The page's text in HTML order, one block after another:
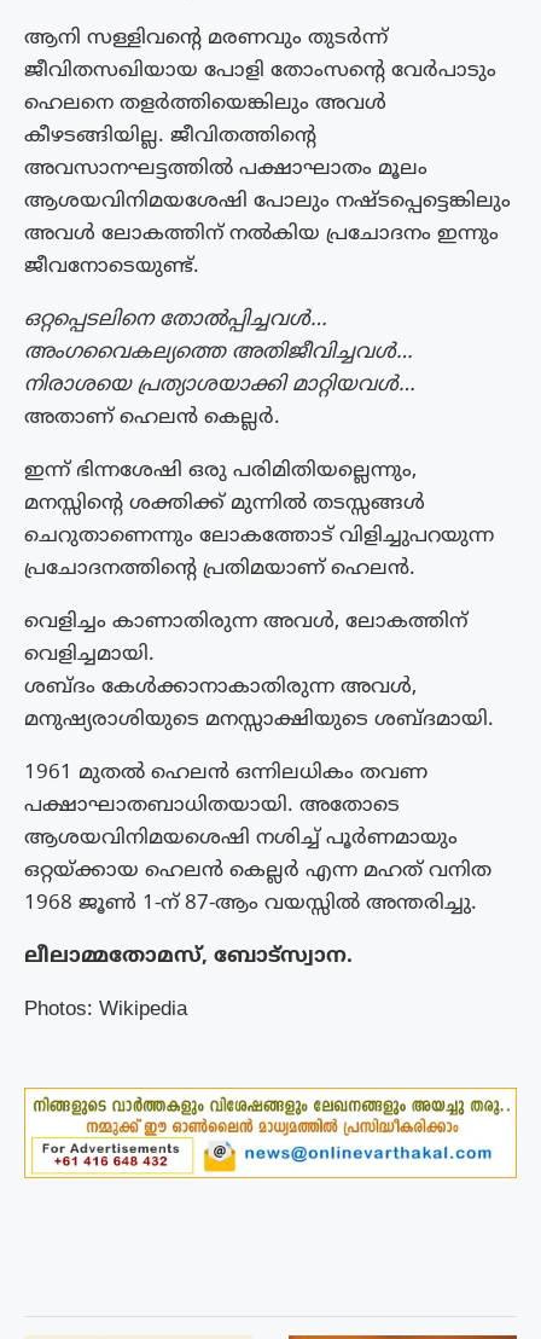
ആനി സള്ളിവന്റെ മരണവും തുടർന്ന്
ജീവിതസഖിയായ പോളി തോംസന്റെ വേർപാടും
ഹെലനെ തളർത്തിയെങ്കിലും അവൾ
കീഴടങ്ങിയില്ല. ജീവിതത്തിന്റെ
അവസാനഘട്ടത്തിൽ പക്ഷാഘാതം മൂലം
ആശയവിനിമയശേഷി പോലും നഷ്ടപ്പെട്ടെങ്കിലും
അവൾ ലോകത്തിന് നൽകിയ പ്രചോദനം ഇന്നും
ജീവനോടെയുണ്ട്.
ഒറ്റപ്പെടലിനെ തോൽപ്പിച്ചവൾ…
അംഗവൈകല്യത്തെ അതിജീവിച്ചവൾ…
നിരാശയെ പ്രത്യാശയാക്കി മാറ്റിയവൾ…
അതാണ് ഹെലൻ കെല്ലർ.
ഇന്ന് ഭിന്നശേഷി ഒരു പരിമിതിയല്ലെന്നും,
മനസ്സിന്റെ ശക്തിക്ക് മുന്നിൽ തടസ്സങ്ങൾ
ചെറുതാണെന്നും ലോകത്തോട് വിളിച്ചുപറയുന്ന
പ്രചോദനത്തിന്റെ പ്രതിമയാണ് ഹെലൻ.
വെളിച്ചം കാണാതിരുന്ന അവൾ, ലോകത്തിന്
വെളിച്ചമായി.
ശബ്ദം കേൾക്കാനാകാതിരുന്ന അവൾ,
മനുഷ്യരാശിയുടെ മനസ്സാക്ഷിയുടെ ശബ്ദമായി.
1961 മുതൽ ഹെലൻ ഒന്നിലധികം തവണ
പക്ഷാഘാതബാധിതയായി. അതോടെ
ആശയവിനിമയശെഷി നശിച്ച്‌ പൂർണമായും
ഒറ്റയ്ക്കായ ഹെലൻ കെല്ലർ എന്ന മഹത്‌ വനിത
1968 ജൂൺ 1-ന്‌ 87-ആം വയസ്സിൽ അന്തരിച്ചു.
ലീലാമ്മതോമസ്, ബോട്സ്വാന.
Photos: Wikipedia